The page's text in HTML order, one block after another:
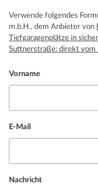
Verwende folgendes
m.b.H., dem Anbieter von
Tiefgaragenplätze in
Suttnerstraße: direkt vom
Vorname
E-Mail
Nachricht